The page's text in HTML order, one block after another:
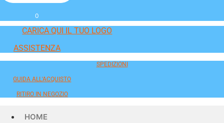
0
CARICA QUI IL TUO LOGO
ASSISTENZA
SPEDIZIONI
GUIDA ALL'ACQUISTO
RITIRO IN NEGOZIO
HOME